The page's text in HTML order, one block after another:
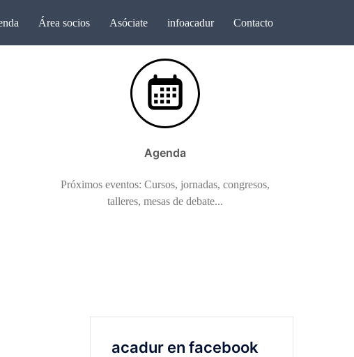
Área socios Asóciate infoacadur Contacto
Agenda
Próximos eventos: Cursos, jornadas, congresos,
talleres, mesas de debate...
acadur en facebook